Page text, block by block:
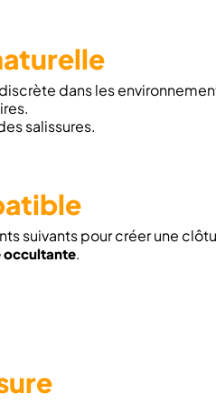
dans les
salissures.
suivants pour créer une
occultante.